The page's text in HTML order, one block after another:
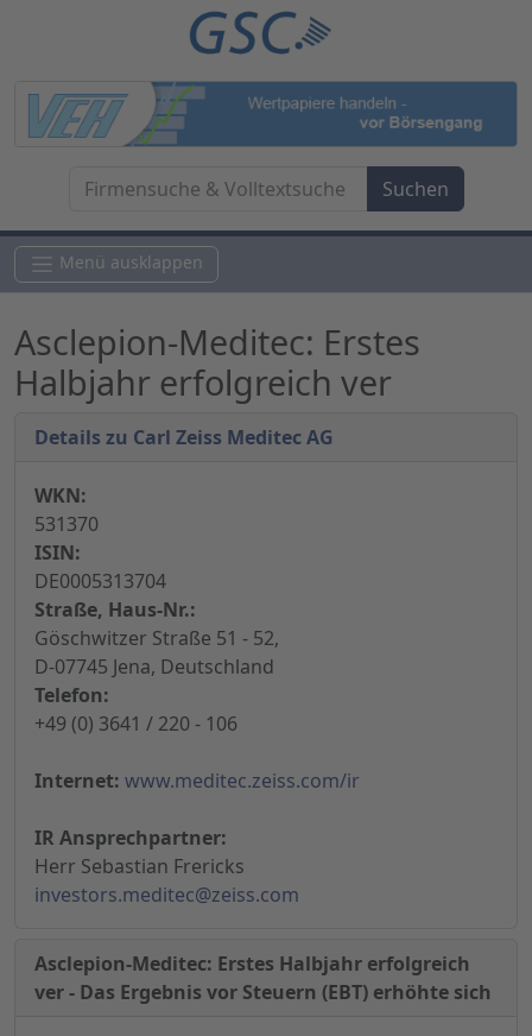
Menü ausklappen
Asclepion-Meditec: Erstes
Halbjahr erfolgreich ver
Details zu Carl Zeiss Meditec AG
WKN:
531370
ISIN:
DE0005313704
Straße, Haus-Nr.:
Göschwitzer Straße 51 - 52,
D-07745 Jena, Deutschland
Telefon:
+49 (0) 3641 / 220 - 106
Internet: www.meditec.zeiss.com/ir
IR Ansprechpartner:
Herr Sebastian Frericks
investors.meditec@zeiss.com
Asclepion-Meditec: Erstes Halbjahr erfolgreich
ver - Das Ergebnis vor Steuern (EBT) erhöhte sich